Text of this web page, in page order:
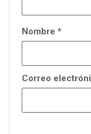
Nombre *
Correo